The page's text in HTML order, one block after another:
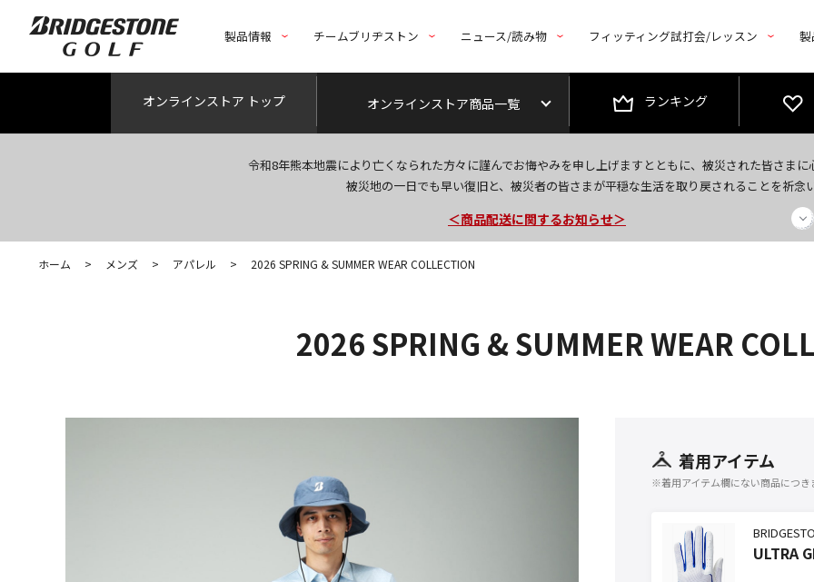
製品情報 チームブリヂストン ニュース/読み物 フィッティング試打会/レッスン
オンラインストア トップ オンラインストア商品一覧 ランキング
令和8年熊本地震により亡くなられた方々に謹んでお悔やみを申し上げますとともに、被災された皆さま
被災地の一日でも早い復旧と、被災者の皆さまが平穏な生活を取り戻されることを祈念
今なら新規会員登録で1,000円OFFクーポンプレゼント！
＜商品配送に関するお知らせ＞
＜夏季休暇中のご注文・発送・お問い合わせ＞
ホーム > メンズ > アパレル > 2026 SPRING & SUMMER WEAR COLLECTION
2026 SPRING & SUMMER WEAR
着用アイテム
※着用アイテム欄にない商品につ
ULTRA